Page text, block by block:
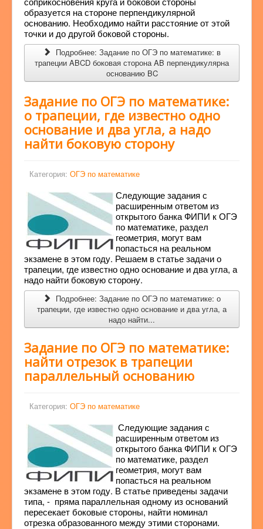
образуется на стороне перпендикулярной
основанию. Необходимо найти расстояние от этой
точки и до другой боковой стороны.
Подробнее: Задание по ОГЭ по математике: в
трапеции ABCD боковая сторона AB перпендикулярна
основанию BC
Задание по ОГЭ по математике:
о трапеции, где известно одно
основание и два угла, а надо
найти боковую сторону
Категория: ОГЭ по математике
Следующие задания с
расширенным ответом из
открытого банка ФИПИ к ОГЭ
по математике, раздел
геометрия, могут вам
попасться на реальном
экзамене в этом году. Решаем в статье задачи о
трапеции, где известно одно основание и два угла, а
надо найти боковую сторону.
Подробнее: Задание по ОГЭ по математике: о
трапеции, где известно одно основание и два угла, а
надо найти...
Задание по ОГЭ по математике:
найти отрезок в трапеции
параллельный основанию
Категория: ОГЭ по математике
Следующие задания с
расширенным ответом из
открытого банка ФИПИ к ОГЭ
по математике, раздел
геометрия, могут вам
попасться на реальном
экзамене в этом году. В статье приведены задачи
типа, - пряма параллельная одному из оснований
пересекает боковые стороны, найти номинал
отрезка образованного между этими сторонами.